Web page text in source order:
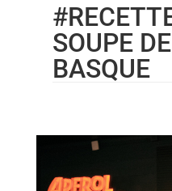
SOUPE
BASQUE